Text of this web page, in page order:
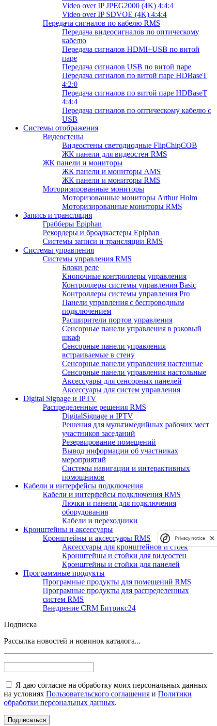
Video over IP JPEG2000 (4K) 4:4:4
Video over IP SDVOE (4K) 4:4:4
Передача сигналов по кабелю RMS
Передача видеосигналов по оптическому
кабелю
Передача сигналов HDMI+USB по витой
паре
Передача сигналов USB по витой паре
Передача сигналов по витой паре HDBaseT
4:2:0
Передача сигналов по витой паре HDBaseT
4:4:4
Передача сигналов по оптическому кабелю с
USB
Системы отображения
Видеостены
Видеостены светодиодные FlipChipCOB
ЖК панели для видеостен RMS
ЖК панели и мониторы
ЖК панели и мониторы AMS
ЖК панели и мониторы RMS
Моторизированные мониторы
Моторизованные мониторы Arthur Holm
Моторизированные мониторы RMS
Запись и трансляция
Грабберы Epiphan
Рекордеры и броадкастеры Epiphan
Системы записи и трансляции RMS
Системы управления
Системы управления RMS
Блоки реле
Кнопочные контроллеры управления
Контроллеры системы управления Basic
Контроллеры системы управления Pro
Панели управления с беспроводным
подключением
Расширители портов управления
Сенсорные панели управления в рэковый
шкаф
Сенсорные панели управления
встраиваемые в стену
Сенсорные панели управления настенные
Сенсорные панели управления настольные
Аксессуары для сенсорных панелей
Аксессуары для систем управления
Digital Signage и IPTV
Распределенные решения RMS
DigitalSignage и IPTV
Решения для мультимедийных рабочих мест
участников заседаний
Резервирование помещений
Вывод информации об участниках
мероприятий
Системы навигации и интерактивных
помощников
Кабели и интерфейсы подключения
Кабели и интерфейсы подключения RMS
Лючки и панели для подключения
оборудования
Кабели и переходники
Кронштейны и аксессуары
Кронштейны и аксессуары RMS
Аксессуары для кронштейнов и стоек
Кронштейны и стойки для видеостен
Кронштейны и стойки для панелей
Программные продукты
Програмные продукты для помещений RMS
Програмные продукты для распределенных
систем RMS
Внедрение CRM Битрикс24
Подписка
Рассылка новостей и новинок каталога...
Я даю согласие на обработку моих персональных данных
на условиях Пользовательского соглашения и Политики
обработки персональных данных.
Privacy notice